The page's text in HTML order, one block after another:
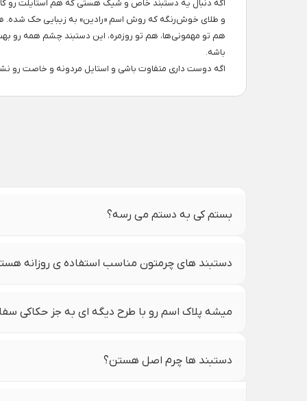
و طلای خوش‌رنگه که روش اسم «رادین» به زیبایی حک
هم تو مهمونی‌ها، هم تو روزمره، این دستبند چشم همه رو
باشه.
اگه دوست داری متفاوت باشی و استایل مردونه و خاصت رو
بستم کی به دستم می رسه؟
دستبند های چرمتون مناسب استفاده ی روزانه
میشه پلاک اسم رو با طرح دیگه ای به جز حکاکی
دستبند ها چرم اصل هستن؟